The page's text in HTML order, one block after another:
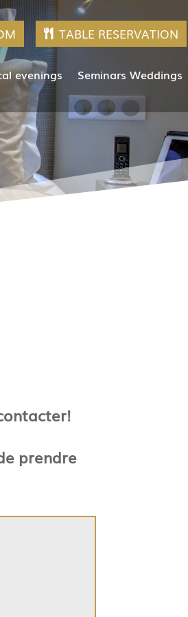
TABLE RESERVATION
evenings
Seminars Weddings
prendre